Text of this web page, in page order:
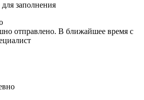
заполнения
отправлено. В ближайшее время с